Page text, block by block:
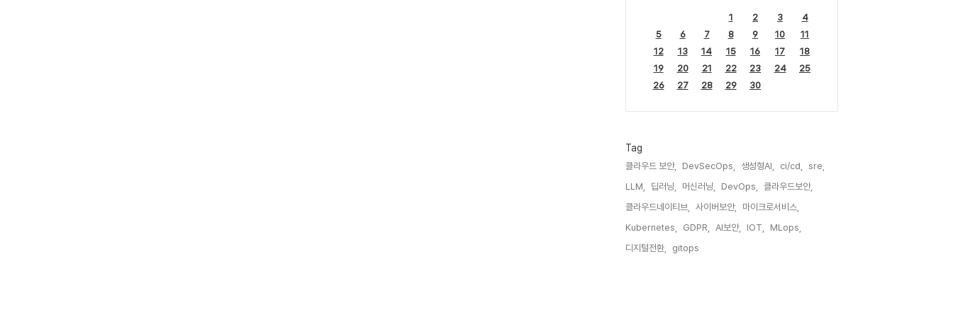
1 2 3
4
5
6 7 8 9 10
11
12
13 14 15 16 17
18
19
20 21 22 23 24
25
26
27 28 29 30
Tag
클라우드 보안, DevSecOps, 생성형AI, ci/cd,
sre,
LLM,
딥러닝, 머신러닝, DevOps,
클라우드보안,
클라우드네이티브,
사이버보안,
마이크로서비스,
Kubernetes,
GDPR, AI보안, IOT,
MLops,
디지털전환,
gitops,